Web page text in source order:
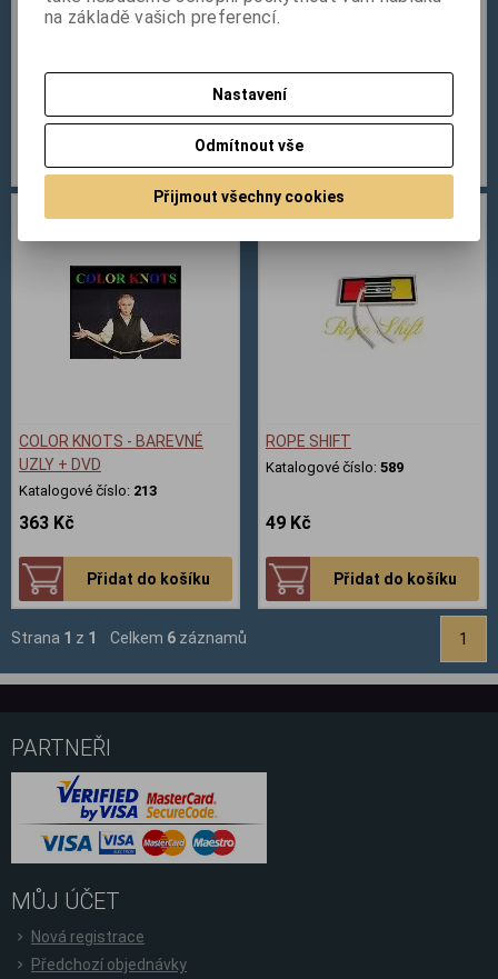
Přidat do košíku
313 Kč
COLOR KNOTS - BAREVNÉ
UZLY + DVD
Katalogové číslo: 213
363 Kč
Přidat do košíku
ROPE SHIFT
Katalogové číslo: 589
49 Kč
Přidat do košíku
Strana 1 z 1 Celkem 6 záznamů 1
PARTNEŘI
MŮJ ÚČET
Nová registrace
Předchozí objednávky
na základě vašich preferencí.
Nastavení
Odmítnout vše
Přijmout všechny cookies